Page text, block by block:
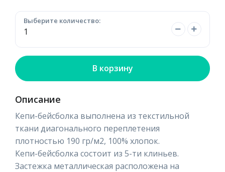
Выберите количество:
В корзину
Описание
Кепи-бейсболка выполнена из текстильной
ткани диагонального переплетения
плотностью 190 гр/м2, 100% хлопок.
Кепи-бейсболка состоит из 5-ти клиньев.
Застежка металлическая расположена на